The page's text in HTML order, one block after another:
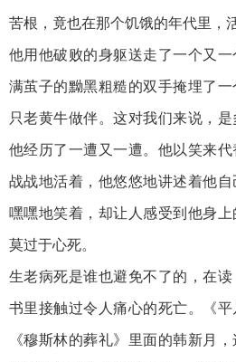
苦根，竟也在那个饥饿的年代里，
他用他破败的身躯送走了一个又
满茧子的黝黑粗糙的双手掩埋了
只老黄牛做伴。这对我们来说，
他经历了一遭又一遭。他以笑来
战战地活着，他悠悠地讲述着他
嘿嘿地笑着，却让人感受到他身
莫过于心死。
生老病死是谁也避免不了的，在
书里接触过令人痛心的死亡。《平
《穆斯林的葬礼》里面的韩新月